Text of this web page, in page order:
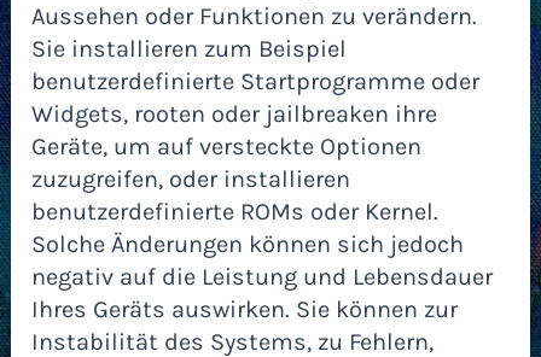
Aussehen oder Funktionen zu verändern.
Sie installieren zum Beispiel
benutzerdefinierte Startprogramme oder
Widgets, rooten oder jailbreaken ihre
Geräte, um auf versteckte Optionen
zuzugreifen, oder installieren
benutzerdefinierte ROMs oder Kernel.
Solche Änderungen können sich jedoch
negativ auf die Leistung und Lebensdauer
Ihres Geräts auswirken. Sie können zur
Instabilität des Systems, zu Fehlern,